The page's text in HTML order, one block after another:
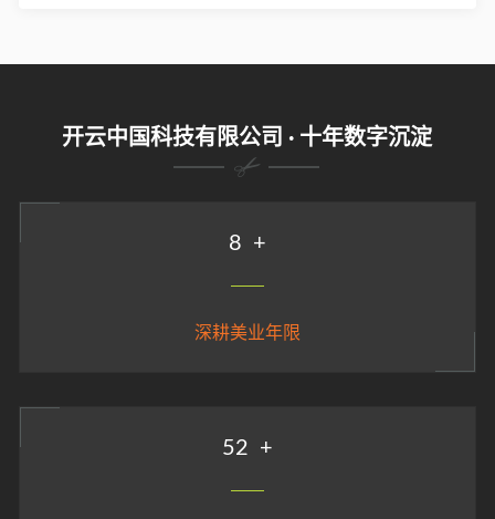
开云中国科技有限公司 · 十年数字沉淀
9 +
深耕美业年限
58 +